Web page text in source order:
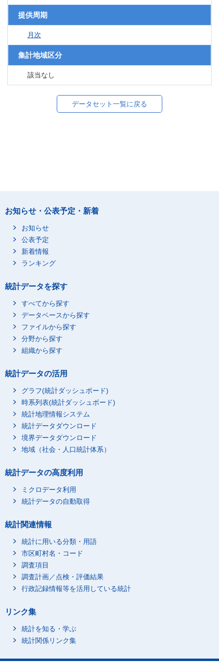
提供周期
月次
集計地域区分
該当なし
データセット一覧に戻る
お知らせ・公表予定・新着
お知らせ
公表予定
新着情報
ランキング
統計データを探す
すべてから探す
データベースから探す
ファイルから探す
分野から探す
組織から探す
統計データの活用
グラフ(統計ダッシュボード)
時系列表(統計ダッシュボード)
統計地理情報システム
統計データダウンロード
境界データダウンロード
地域（社会・人口統計体系）
統計データの高度利用
ミクロデータ利用
統計データの自動取得
統計関連情報
統計に用いる分類・用語
市区町村名・コード
調査項目
調査計画／点検・評価結果
行政記録情報等を活用している統計
リンク集
統計を知る・学ぶ
統計関係リンク集